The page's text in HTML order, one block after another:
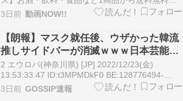
当日配送！ ビール・チューハイ・ワインなどお酒
は2,500種以上の品揃え。お届けは最短60分～、1
時間ごとの指定、冷やしてお届けも可能です。年
会費・追加料金なしで安心です。※即日配送など
のサ…
3日前 動画NOW!!
【朗報】マスク就任後、ウザかった韓流
推しサイドバーが消滅ｗｗｗ日本芸能人
だけになった件ｗｗｗｗ
2 エウロパ(神奈川県) [JP] 2022/12/23(金)
13:53:33.47 ID:t3MPMDkF0 BE:128776494-
2BP(9500) sssp://img.5ch.net/ico/nida.gif >>1 ・
マスク就任以前 Twitterに有名人の誕生…
3日前 GOSSIP速報